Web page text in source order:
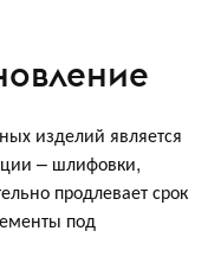
изделий является
– шлифовки,
продлевает срок
под